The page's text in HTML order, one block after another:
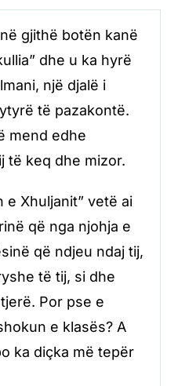
gjithë botën kanë
dhe u ka hyrë
një djalë i
të pazakontë.
mend edhe
të keq dhe mizor.
e Xhuljanit” vetë ai
që nga njohja e
që ndjeu ndaj tij,
të tij, si dhe
Por pse e
e klasës? A
ka diçka më tepër